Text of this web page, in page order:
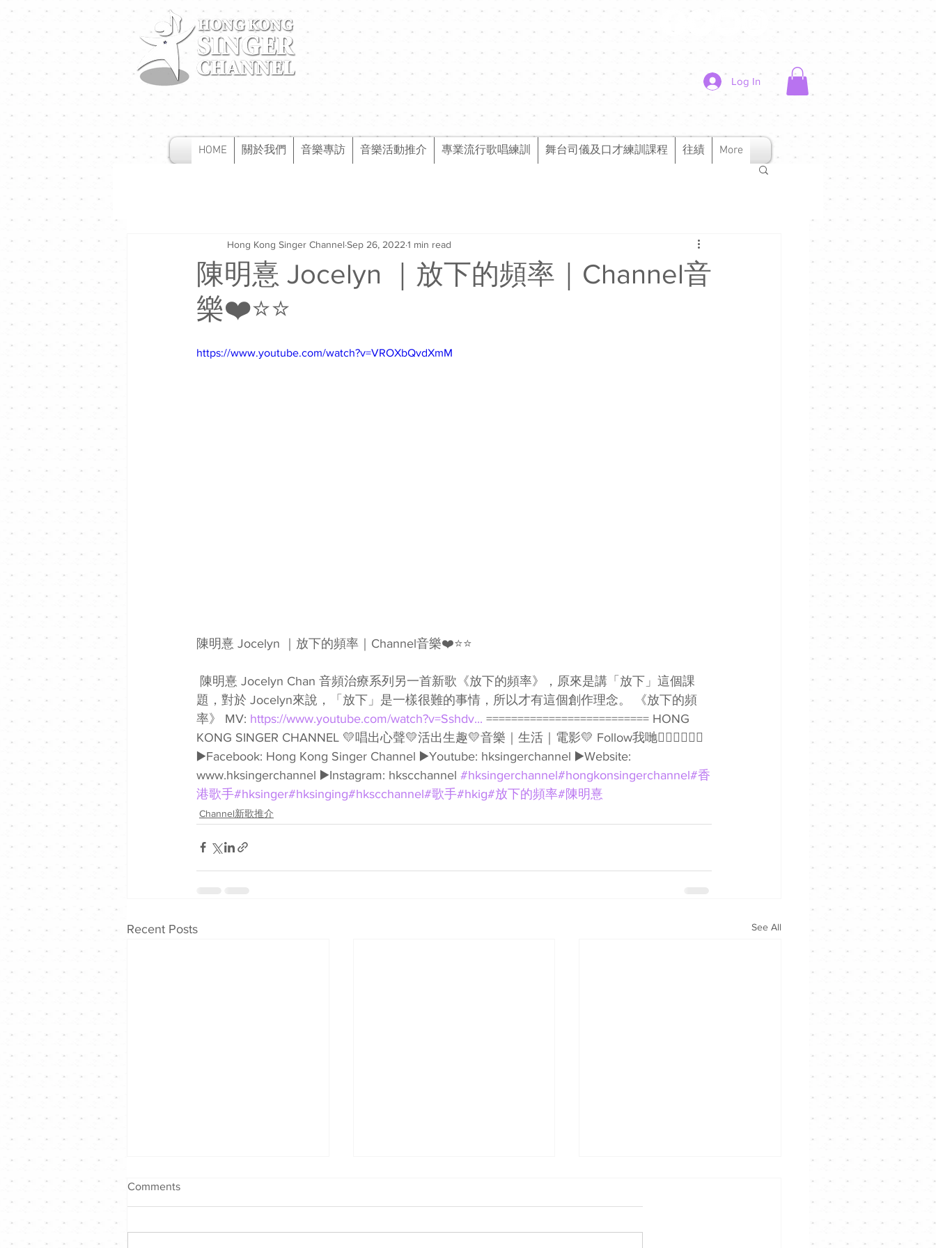
Log In
HOME 關於我們 音樂專訪 音樂活動推介 專業流行歌唱練訓 舞台司儀及口才練訓課程 往績 More
陳明憙 Jocelyn ｜放下的頻率｜Channel音
樂❤️⭐️⭐️
Hong Kong Singer Channel Sep 26, 2022 1 min read
https://www.youtube.com/watch?v=VROXbQvdXmM
陳明憙 Jocelyn ｜放下的頻率｜Channel音樂❤️⭐️⭐️
題，對於 Jocelyn來說，「放下」是一樣很難的事情，所以才有這個創作理念。 《放下的頻
率》 MV: https://www.youtube.com/watch?v=Sshdv... ========================== HONG
KONG SINGER CHANNEL 💛唱出心聲💛活出生趣💛音樂｜生活｜電影💛 Follow我哋👇🏻👇🏻🥰🥰
▶️Facebook: Hong Kong Singer Channel ▶️Youtube: hksingerchannel ▶️Website:
www.hksingerchannel ▶️Instagram: hkscchannel #hksingerchannel#hongkonsingerchannel#香
港歌手#hksinger#hksinging#hkscchannel#歌手#hkig#放下的頻率#陳明憙
Channel新歌推介
Recent Posts See All
Comments